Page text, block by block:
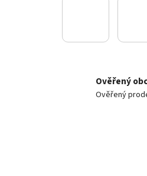
Ověřený
Ověřený